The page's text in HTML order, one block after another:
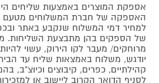
אספקת המוצרים באמצעות שליחים
האספקה של חברת המשלוחים
למחיר דמי המשלוח שנקבע באתר
של הספקים בהן מתבצעת השליחות.
מרוחקים/ מעבר לקו הירוק, עשוי
יודגש, משלוח באמצאות שליח עד
קהילתיים, כפרים, קיבוצים וכיוצ"ב,
לסניף הדואר הקרוב ליישוב או